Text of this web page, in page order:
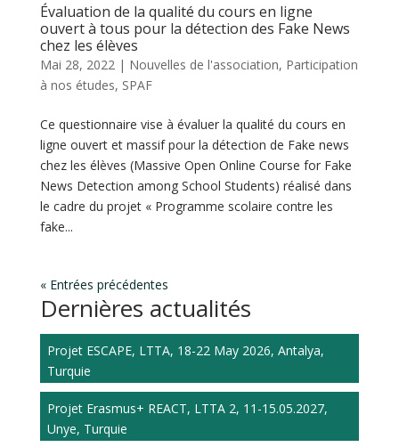
Évaluation de la qualité du cours en ligne
ouvert à tous pour la détection des Fake News
chez les élèves
Mai 28, 2022 | Nouvelles de l'association, Participation
à nos études, SPAF
Ce questionnaire vise à évaluer la qualité du cours en
ligne ouvert et massif pour la détection de Fake news
chez les élèves (Massive Open Online Course for Fake
News Detection among School Students) réalisé dans
le cadre du projet « Programme scolaire contre les
fake...
« Entrées précédentes
Dernières actualités
Projet ESCAPE, LTTA, 18-22 May 2026, Antalya,
Turquie
Projet Erasmus+ REACT, LTTA 2, 11-15.05.2027,
Unye, Turquie